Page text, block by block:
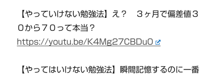
【やっていけない勉強法】え？ ３ヶ月で偏差値３
０から７０って本当？
https://youtu.be/K4Mg27CBDu0
【やってはいけない勉強法】瞬間記憶するのに一番